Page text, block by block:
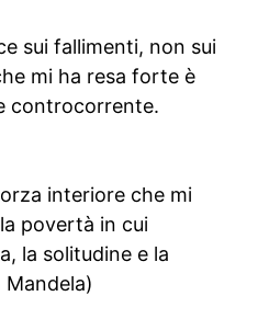
sui fallimenti, non sui
mi ha resa forte è
controcorrente.
interiore che mi
povertà in cui
la solitudine e la